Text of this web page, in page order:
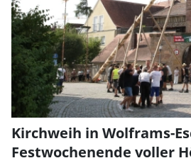
Kirchweih in Wolframs-
Festwochenende voller